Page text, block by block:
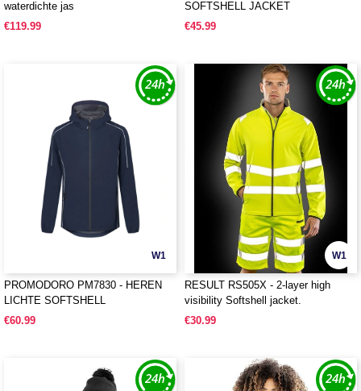
waterdichte jas
€119.99
SOFTSHELL JACKET
€45.99
W1
PROMODORO PM7830 - HEREN
LICHTE SOFTSHELL
€60.99
W1
RESULT RS505X - 2-layer high
visibility Softshell jacket.
€30.99